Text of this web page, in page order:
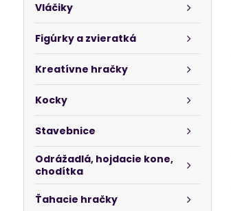
Vláčiky
Figúrky a zvieratká
Kreatívne hračky
Kocky
Stavebnice
Odrážadlá, hojdacie kone,
chodítka
Ťahacie hračky